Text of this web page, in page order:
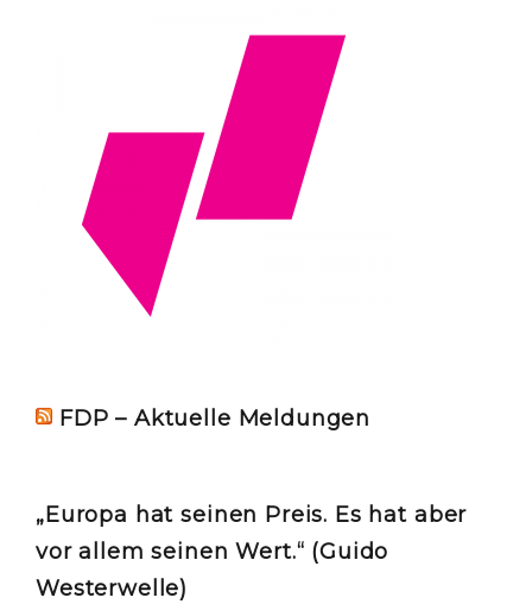
FDP – Aktuelle Meldungen
„Europa hat seinen Preis. Es hat aber
vor allem seinen Wert.“ (Guido
Westerwelle)